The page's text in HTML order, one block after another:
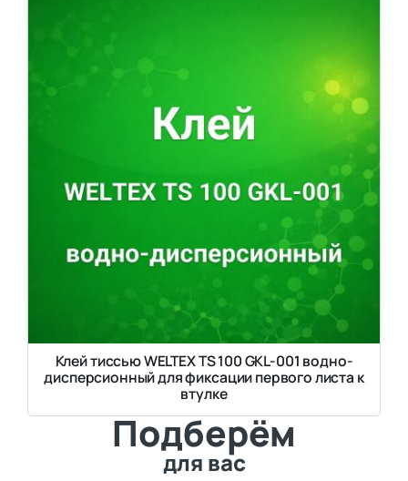
Клей тиссью WELTEX TS 100 GKL-001 водно-
дисперсионный для фиксации первого листа к
втулке
Подберём
для вас